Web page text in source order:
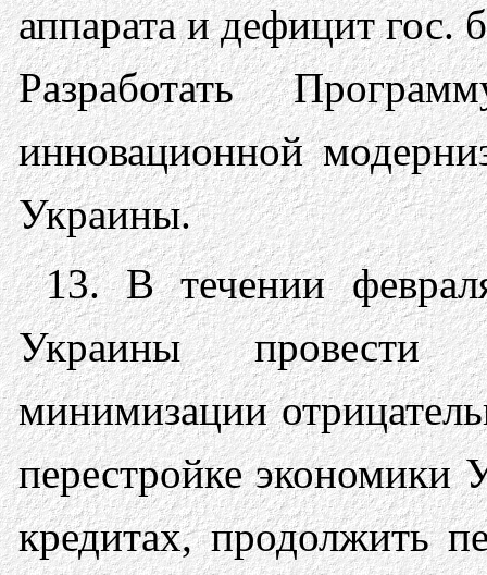
аппарата и дефицит гос.
Разработать
инновационной
Украины.
13. В течении
Украины провести
минимизации
перестройке
кредитах, продолжить